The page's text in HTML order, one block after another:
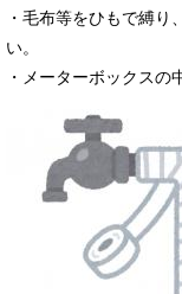
・毛布等をひもで縛り
い。
・メーターボックスの